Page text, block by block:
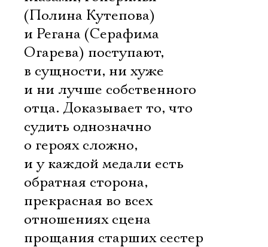
(Полина Кутепова)
и Регана (Серафима
Огарева) поступают,
в сущности, ни хуже
и ни лучше собственного
отца. Доказывает то, что
судить однозначно
о героях сложно,
и у каждой медали есть
обратная сторона,
прекрасная во всех
отношениях сцена
прощания старших сестер